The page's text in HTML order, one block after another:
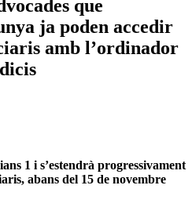
que
ja poden accedir
amb l’ordinador
1 i s’estendrà progressivament
abans del 15 de novembre